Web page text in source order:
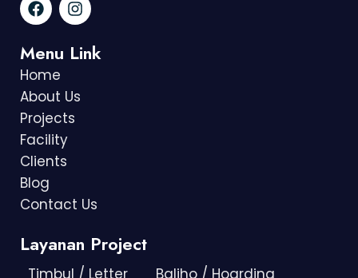
Menu Link
Home
About Us
Projects
Facility
Clients
Blog
Contact Us
Layanan Project
Timbul / Letter Baliho / Hoarding